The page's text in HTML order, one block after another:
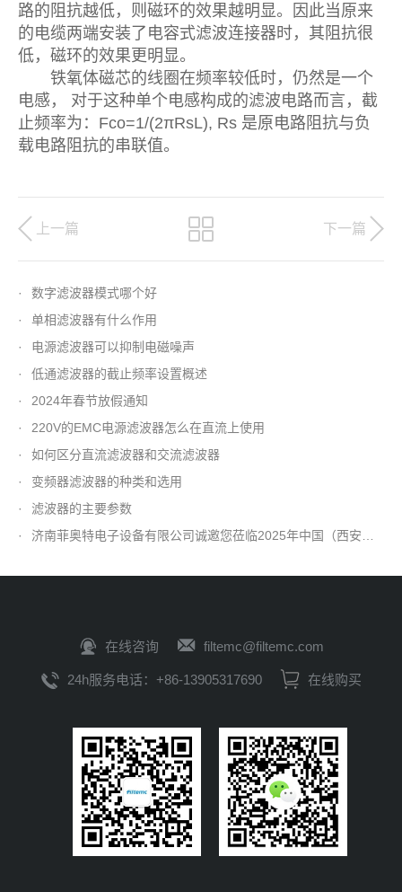
路的阻抗越低，则磁环的效果越明显。因此当原来
的电缆两端安装了电容式滤波连接器时，其阻抗很
低，磁环的效果更明显。
铁氧体磁芯的线圈在频率较低时，仍然是一个
电感， 对于这种单个电感构成的滤波电路而言，截
止频率为：Fco=1/(2πRsL), Rs 是原电路阻抗与负
载电路阻抗的串联值。
上一篇 下一篇
·
数字滤波器模式哪个好
·
单相滤波器有什么作用
·
电源滤波器可以抑制电磁噪声
·
低通滤波器的截止频率设置概述
·
2024年春节放假通知
·
220V的EMC电源滤波器怎么在直流上使用
·
如何区分直流滤波器和交流滤波器
·
变频器滤波器的种类和选用
·
滤波器的主要参数
·
济南菲奥特电子设备有限公司诚邀您莅临2025年中国（西安）电子信息产业博览会
在线咨询 filtemc@filtemc.com
24h服务电话：+86-13905317690 在线购买